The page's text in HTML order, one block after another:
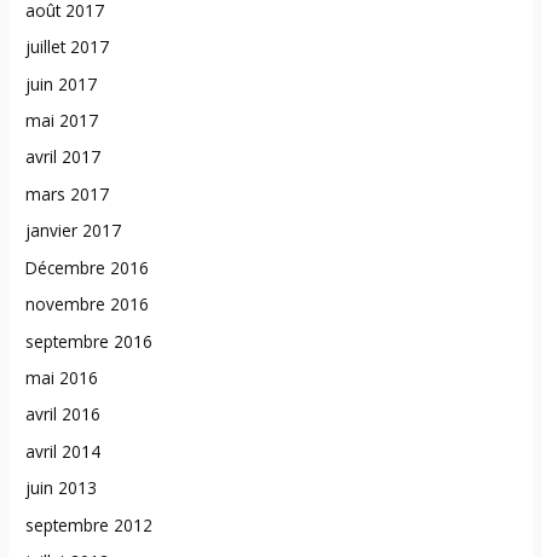
août 2017
juillet 2017
juin 2017
mai 2017
avril 2017
mars 2017
janvier 2017
Décembre 2016
novembre 2016
septembre 2016
mai 2016
avril 2016
avril 2014
juin 2013
septembre 2012